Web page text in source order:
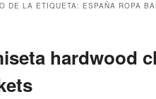
DE LA ETIQUETA: ESPAÑA ROPA
hardwood